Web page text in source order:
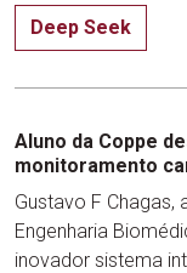
Deep Seek
Aluno da Coppe
monitoramento
Gustavo F
Engenharia
inovador sistema